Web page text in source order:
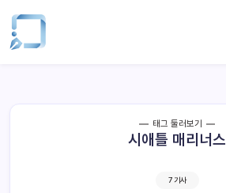
태그 둘러보기
시애틀 매리너스
7 기사